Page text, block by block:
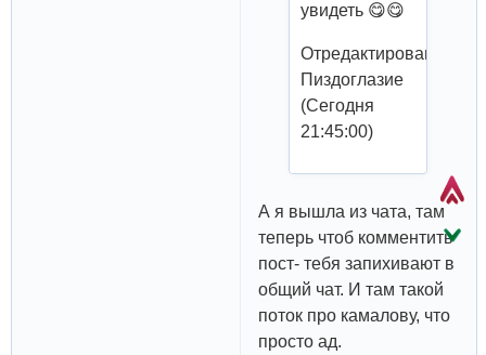
увидеть 😋😋
Отредактировано
Пиздоглазие
(Сегодня
21:45:00)
А я вышла из чата, там
теперь чтоб комментить
пост- тебя запихивают в
общий чат. И там такой
поток про камалову, что
просто ад.